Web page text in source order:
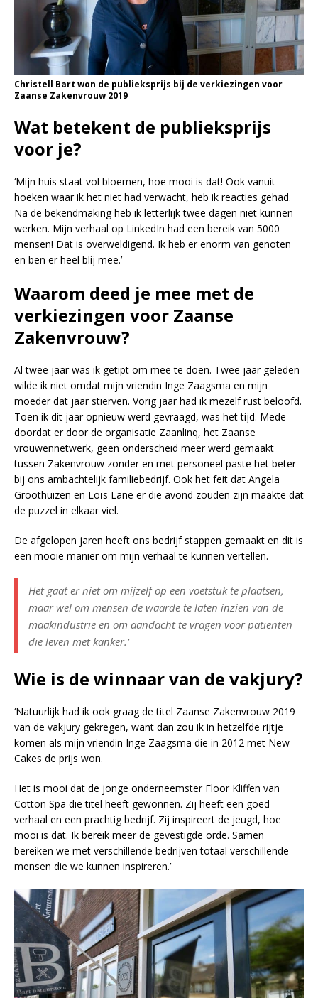
Christell Bart won de publieksprijs bij de verkiezingen voor
Zaanse Zakenvrouw 2019
Wat betekent de publieksprijs
voor je?
‘Mijn huis staat vol bloemen, hoe mooi is dat! Ook vanuit
hoeken waar ik het niet had verwacht, heb ik reacties gehad.
Na de bekendmaking heb ik letterlijk twee dagen niet kunnen
werken. Mijn verhaal op LinkedIn had een bereik van 5000
mensen! Dat is overweldigend. Ik heb er enorm van genoten
en ben er heel blij mee.’
Waarom deed je mee met de
verkiezingen voor Zaanse
Zakenvrouw?
Al twee jaar was ik getipt om mee te doen. Twee jaar geleden
wilde ik niet omdat mijn vriendin Inge Zaagsma en mijn
moeder dat jaar stierven. Vorig jaar had ik mezelf rust beloofd.
Toen ik dit jaar opnieuw werd gevraagd, was het tijd. Mede
doordat er door de organisatie Zaanlinq, het Zaanse
vrouwennetwerk, geen onderscheid meer werd gemaakt
tussen Zakenvrouw zonder en met personeel paste het beter
bij ons ambachtelijk familiebedrijf. Ook het feit dat Angela
Groothuizen en Loïs Lane er die avond zouden zijn maakte dat
de puzzel in elkaar viel.
De afgelopen jaren heeft ons bedrijf stappen gemaakt en dit is
een mooie manier om mijn verhaal te kunnen vertellen.
Het gaat er niet om mijzelf op een voetstuk te plaatsen,
maar wel om mensen de waarde te laten inzien van de
maakindustrie en om aandacht te vragen voor patiënten
die leven met kanker.’
Wie is de winnaar van de vakjury?
‘Natuurlijk had ik ook graag de titel Zaanse Zakenvrouw 2019
van de vakjury gekregen, want dan zou ik in hetzelfde rijtje
komen als mijn vriendin Inge Zaagsma die in 2012 met New
Cakes de prijs won.
Het is mooi dat de jonge onderneemster Floor Kliffen van
Cotton Spa die titel heeft gewonnen. Zij heeft een goed
verhaal en een prachtig bedrijf. Zij inspireert de jeugd, hoe
mooi is dat. Ik bereik meer de gevestigde orde. Samen
bereiken we met verschillende bedrijven totaal verschillende
mensen die we kunnen inspireren.’